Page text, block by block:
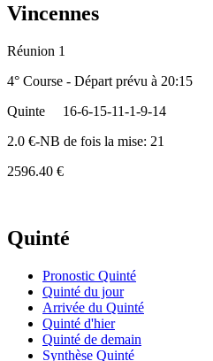
Vincennes
Réunion 1
4° Course - Départ prévu à 20:15
Quinte
16-6-15-11-1-9-14
2.0 €-NB de fois la mise: 21
2596.40 €
Quinté
Pronostic Quinté
Quinté du jour
Arrivée du Quinté
Quinté d'hier
Quinté de demain
Synthèse Quinté